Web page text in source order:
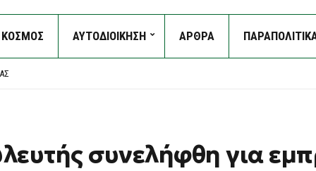
ΚΟΣΜΟΣ ΑΥΤΟΔΙΟΙΚΗΣΗ ΑΡΘΡΑ
ΣΤΟ ΣΚΆΝΔΑΛΟ ΤΩΝ ΥΠΟΚΛΟΠΏΝ
ΓΙΑΤΊ Η ΜΕΊΩΣΗ ΤΟΥ ΧΡΌΝΟΥ ΕΡΓΑΣΊΑΣ ΕΝΙΣΧΎΕΙ ΤΗΝ ΠΑΡΑΓΩΓΙΚΌΤΗΤΑ ΚΑΙ
ΣΤΟ ΣΚΆΝΔΑΛΟ ΤΩΝ ΥΠΟΚΛΟΠΏΝ
ΓΙΑΤΊ Η ΜΕΊΩΣΗ ΤΟΥ ΧΡΌΝΟΥ ΕΡΓΑΣΊΑΣ ΕΝΙΣΧΎΕΙ ΤΗΝ ΠΑΡΑΓΩΓΙΚΌΤΗΤΑ ΚΑΙ
συνελήφθη για